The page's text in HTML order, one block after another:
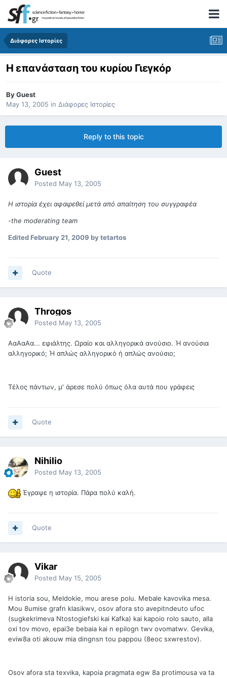
Διάφορες Ιστορίες
Η επανάσταση του κυρίου Γιεγκόρ
ByGuest
May 13, 2005 in Διάφορες Ιστορίες
Reply to this topic
Guest
Posted May 13, 2005
Η ιστορία έχει αφαιρεθεί μετά από απαίτηση του συγγραφέα
-the moderating team
EditedFebruary 21, 2009 by tetartos
Quote
Throgos
Posted May 13, 2005
ΑαΑαΑα... εφιάλτης. Ωραίο και αλληγορικά ανούσιο. Ή ανούσια
αλληγορικό; Ή απλώς αλληγορικό ή απλώς ανούσιο;
Τέλος πάντων, μ' άρεσε πολύ όπως όλα αυτά που γράφεις
Quote
Nihilio
Posted May 13, 2005
Έγραψε η ιστορία. Πάρα πολύ καλή.
Quote
Vikar
Posted May 15, 2005
H istoria sou, Meldokie, mou arese polu. Mebale kavovika mesa.
Mou 8umise grafn klasikwv, osov afora sto avepitndeuto ufoc
(sugkekrimeva Ntostogiefski kai Kafka) kai kapoio rolo sauto, alla
oxi tov movo, epai3e bebaia kai n epilogn twv ovomatwv. Gevika,
eviw8a oti akouw mia dingnsn tou pappou (8eoc sxwrestov).
Osov afora sta texvika, kapoia pragmata egw 8a protimousa va ta